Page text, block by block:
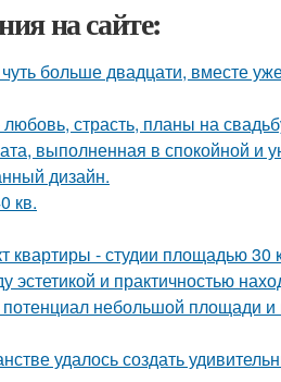
на сайте:
больше двадцати, вместе
страсть, планы на
выполненная в спокойной и
дизайн.
кв.
квартиры - студии площадью 30
эстетикой и практичностью
небольшой площади
удалось создать